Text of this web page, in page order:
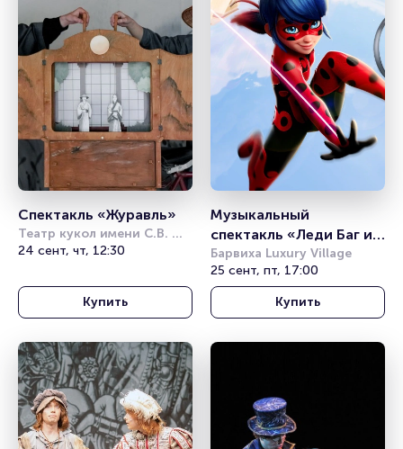
Спектакль «Журавль»
Театр кукол имени С.В.
Образцова
24 сент, чт, 12:30
Купить
Музыкальный
спектакль «Леди Баг и
Супер Кот»
Барвиха Luxury Village
25 сент, пт, 17:00
Купить